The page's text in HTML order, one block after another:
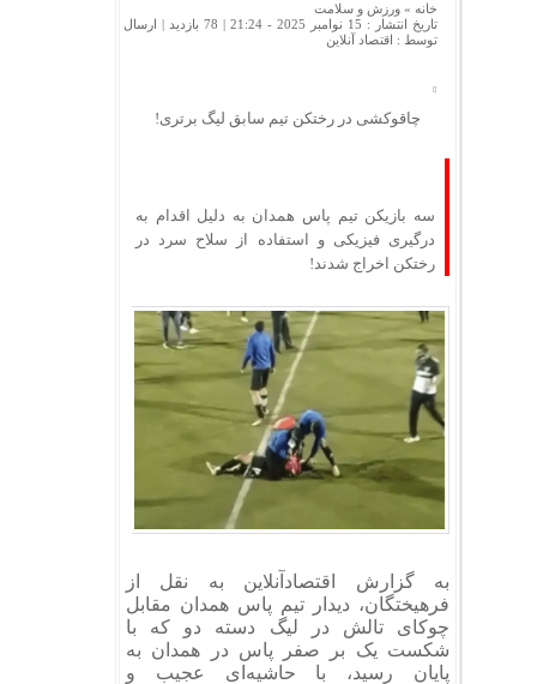
خانه » ورزش و سلامت
تاریخ انتشار : 15 نوامبر 2025 - 21:24 |
78 بازدید
| ارسال
توسط : اقتصاد آنلاین
چاقوکشی در رختکن تیم سابق لیگ برتری!
سه بازیکن تیم پاس همدان به دلیل اقدام به
درگیری فیزیکی و استفاده از سلاح سرد در
رختکن اخراج شدند!
به گزارش اقتصادآنلاین به نقل از
فرهیختگان، دیدار تیم پاس همدان مقابل
چوکای تالش در لیگ دسته دو که با
شکست یک بر صفر پاس در همدان به
پایان رسید، با حاشیه‌ای عجیب و